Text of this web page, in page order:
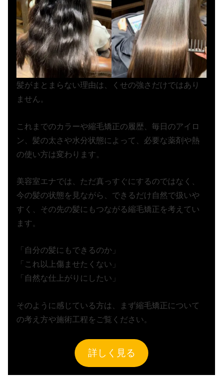
髪がまとまらない理由は、くせの強さだけではあり
ません。
これまでのカラーや縮毛矯正の履歴、毎日のアイロ
ン、髪の太さや水分状態によって、必要な薬剤や熱
の使い方は変わります。
美容室エナでは、ただ真っすぐにするのではなく、
今の髪の状態を見ながら、できるだけ自然で扱いや
すく、その先の髪にもつながる縮毛矯正を考えてい
ます。
「自分の髪にもできるのか」
「これ以上傷ませたくない」
「自然な仕上がりにしたい」
そのように感じている方は、まず縮毛矯正について
の考え方や施術工程をご覧ください。
詳しく見る